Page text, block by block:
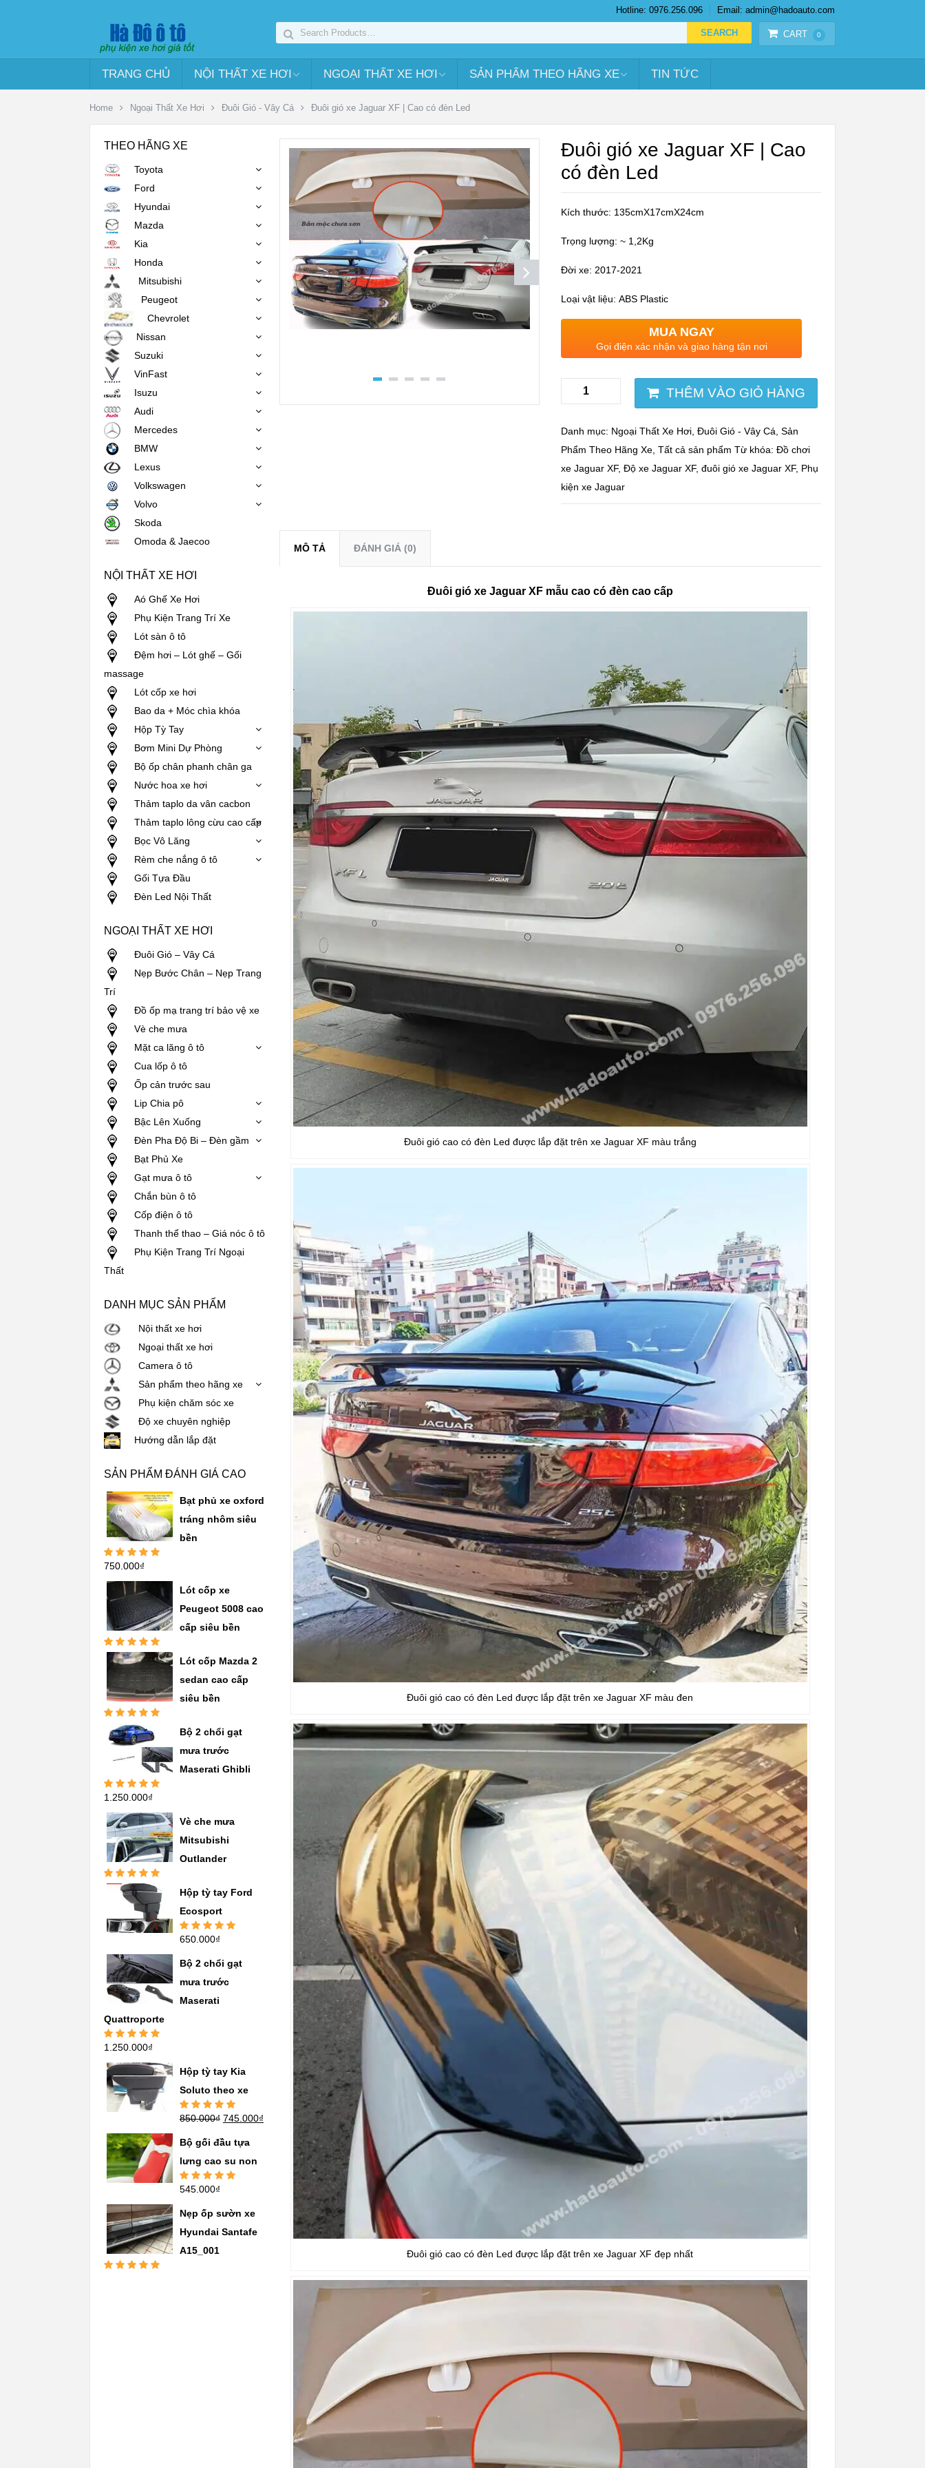
Hotline: 0976.256.096 Email: admin@hadoauto.com
CART 0
TRANG CHỦ NỘI THẤT XE HƠI NGOẠI THẤT XE HƠI SẢN PHẨM THEO HÃNG XE TIN TỨC
Home Ngoại Thất Xe Hơi Đuôi Gió - Vây Cá Đuôi gió xe Jaguar XF | Cao có đèn Led
Đuôi gió xe Jaguar XF | Cao
có đèn Led
Kích thước: 135cmX17cmX24cm
Trọng lượng: ~ 1,2Kg
Đời xe: 2017-2021
Loại vật liệu:ABS Plastic
MUA NGAY
Gọi điện xác nhận và giao hàng tận nơi
THÊM VÀO GIỎ HÀNG
Danh mục: Ngoại Thất Xe Hơi ,Đuôi Gió - Vây Cá ,Sản
Phẩm Theo Hãng Xe ,Tất cả sản phẩm Từ khóa:Đồ chơi
xe Jaguar XF,Độ xe Jaguar XF,đuôi gió xe Jaguar XF, Phụ
kiện xe Jaguar
MÔ TẢ ĐÁNH GIÁ (0)
Đuôi gió xe Jaguar XF mẫu cao có đèn cao cấp
Đuôi gió cao có đèn Led được lắp đặt trên xe Jaguar XF màu trắng
Đuôi gió cao có đèn Led được lắp đặt trên xe Jaguar XF màu đen
Đuôi gió cao có đèn Led được lắp đặt trên xe Jaguar XF đẹp nhất
THEO HÃNG XE
Toyota
Ford
Hyundai
Mazda
Kia
Honda
Mitsubishi
Peugeot
Chevrolet
Nissan
Suzuki
VinFast
Isuzu
Audi
Mercedes
BMW
Lexus
Volkswagen
Volvo
Skoda
Omoda & Jaecoo
NỘI THẤT XE HƠI
Aó Ghế Xe Hơi
Phụ Kiện Trang Trí Xe
Lót sàn ô tô
Đệm hơi – Lót ghế – Gối
massage
Lót cốp xe hơi
Bao da + Móc chìa khóa
Hộp Tỳ Tay
Bơm Mini Dự Phòng
Bộ ốp chân phanh chân ga
Nước hoa xe hơi
Thảm taplo da vân cacbon
Thảm taplo lông cừu cao cấp
Bọc Vô Lăng
Rèm che nắng ô tô
Gối Tựa Đầu
Đèn Led Nội Thất
NGOẠI THẤT XE HƠI
Đuôi Gió – Vây Cá
Nẹp Bước Chân – Nẹp Trang
Trí
Đồ ốp mạ trang trí bảo vệ xe
Vè che mưa
Mặt ca lăng ô tô
Cua lốp ô tô
Ốp cản trước sau
Lip Chia pô
Bậc Lên Xuống
Đèn Pha Độ Bi – Đèn gầm
Bạt Phủ Xe
Gạt mưa ô tô
Chắn bùn ô tô
Cốp điện ô tô
Thanh thể thao – Giá nóc ô tô
Phụ Kiện Trang Trí Ngoại
Thất
DANH MỤC SẢN PHẨM
Nội thất xe hơi
Ngoại thất xe hơi
Camera ô tô
Sản phẩm theo hãng xe
Phụ kiện chăm sóc xe
Độ xe chuyên nghiệp
Hướng dẫn lắp đặt
SẢN PHẨM ĐÁNH GIÁ CAO
Bạt phủ xe oxford
tráng nhôm siêu
bền
Được xếp
sao
750.000₫
Lót cốp xe
Peugeot 5008 cao
cấp siêu bền
Được xếp
hạng5.00 5
Lót cốp Mazda 2
sedan cao cấp
siêu bền
Được xếp
hạng5.005
sao
Bộ 2 chổi gạt
mưa trước
Maserati Ghibli
Được xếp
sao
1.250.000₫
Vè che mưa
Mitsubishi
Outlander
Được xếp
hạng5.00
Hộp tỳ tay Ford
Ecosport
Được xếp
sao
650.000₫
Bộ 2 chổi gạt
mưa trước
Maserati
Quattroporte
Được xếp
sao
1.250.000₫
Hộp tỳ tay Kia
Soluto theo xe
Được xếp
sao
850.000₫ 745.000₫
Bộ gối đầu tựa
lưng cao su non
Được xếp
sao
545.000₫
Nẹp ốp sườn xe
Hyundai Santafe
A15_001